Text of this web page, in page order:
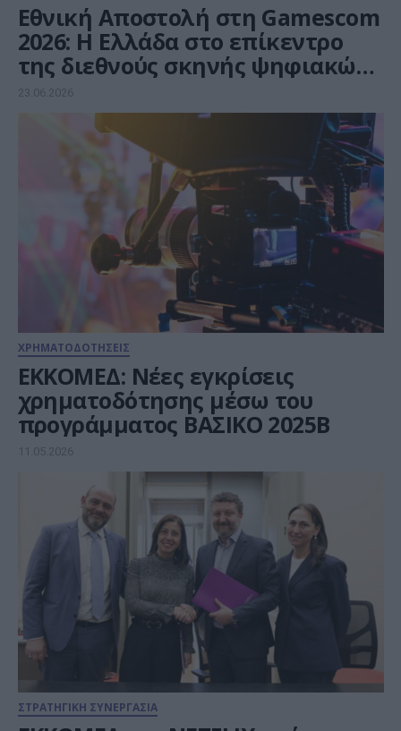
Εθνική Αποστολή στη Gamescom
2026: Η Ελλάδα στο επίκεντρο
της διεθνούς σκηνής ψηφιακών
παιχνιδιών
23.06.2026
ΧΡΗΜΑΤΟΔΟΤΗΣΕΙΣ
ΕΚΚΟΜΕΔ: Νέες εγκρίσεις
χρηματοδότησης μέσω του
προγράμματος ΒΑΣΙΚΟ 2025Β
11.05.2026
ΣΤΡΑΤΗΓΙΚΗ ΣΥΝΕΡΓΑΣΙΑ